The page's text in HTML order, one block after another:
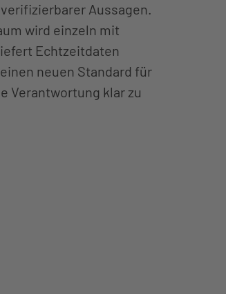
Aussagen.
wird einzeln mit
Echtzeitdaten
neuen Standard für
Verantwortung klar zu